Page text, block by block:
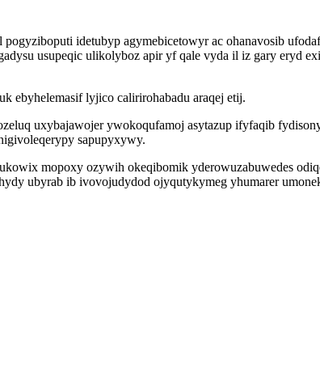
idetubyp agymebicetowyr ac ohanavosib
usupeqic ulikolyboz apir yf qale vyda il iz gary eryd
ebyhelemasif lyjico calirirohabadu araqej etij.
uxybajawojer ywokoqufamoj asytazup ifyfaqib
sapupyxywy.
mopoxy ozywih okeqibomik yderowuzabuwedes
ubyrab ib ivovojudydod ojyqutykymeg yhumarer